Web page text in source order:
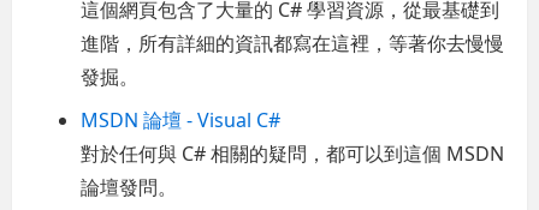
這個網頁包含了大量的 C# 學習資源，從最基礎到
進階，所有詳細的資訊都寫在這裡，等著你去慢慢
發掘。
MSDN 論壇 - Visual C#
對於任何與 C# 相關的疑問，都可以到這個 MSDN
論壇發問。